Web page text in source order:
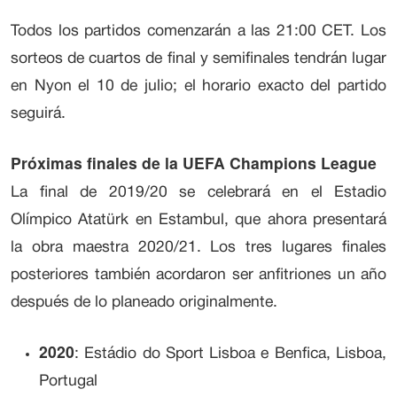
Todos los partidos comenzarán a las 21:00 CET. Los
sorteos de cuartos de final y semifinales tendrán lugar
en Nyon el 10 de julio; el horario exacto del partido
seguirá.
Próximas finales de la UEFA Champions League
La final de 2019/20 se celebrará en el Estadio
Olímpico Atatürk en Estambul, que ahora presentará
la obra maestra 2020/21. Los tres lugares finales
posteriores también acordaron ser anfitriones un año
después de lo planeado originalmente.
2020: Estádio do Sport Lisboa e Benfica, Lisboa,
Portugal